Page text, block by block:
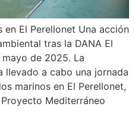
El Perellonet Una acción
tras la DANA El
de 2025. La
llevado a cabo una jornada
marinos en El Perellonet,
Mediterráneo